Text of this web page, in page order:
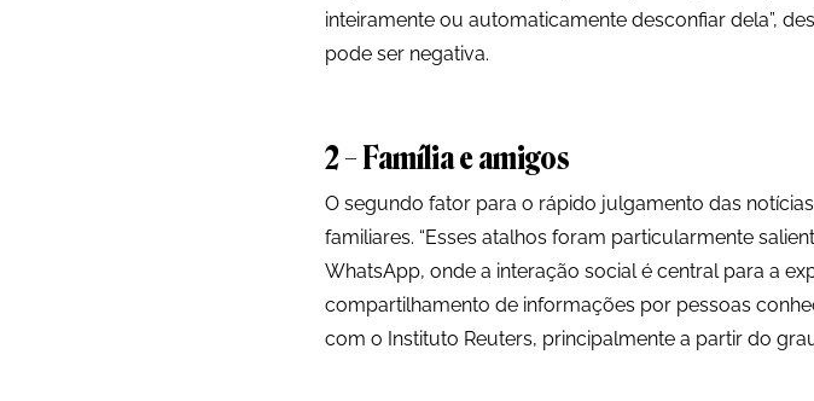
inteiramente ou automaticamente desconfiar dela”,
pode ser negativa.
2 – Família e amigos
O segundo fator para o rápido julgamento das
familiares. “Esses atalhos foram particularmente
WhatsApp, onde a interação social é central para a
compartilhamento de informações por pessoas
com o Instituto Reuters, principalmente a partir do